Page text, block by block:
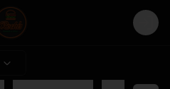
Login